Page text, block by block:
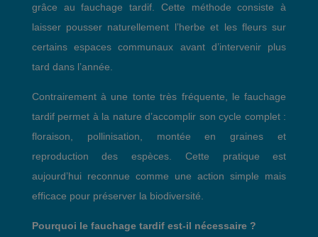
grâce au fauchage tardif. Cette méthode consiste à
laisser pousser naturellement l’herbe et les fleurs sur
certains espaces communaux avant d’intervenir plus
tard dans l’année.
Contrairement à une tonte très fréquente, le fauchage
tardif permet à la nature d’accomplir son cycle complet :
floraison, pollinisation, montée en graines et
reproduction des espèces. Cette pratique est
aujourd’hui reconnue comme une action simple mais
efficace pour préserver la biodiversité.
Pourquoi le fauchage tardif est-il nécessaire ?